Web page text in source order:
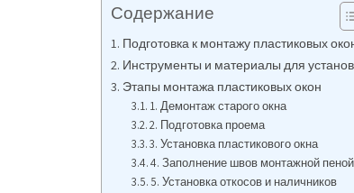
Содержание
Подготовка к монтажу пластиковых
Инструменты и материалы для
Этапы монтажа пластиковых окон
1. Демонтаж старого окна
2. Подготовка проема
3. Установка пластикового окна
4. Заполнение швов монтажной пеной
5. Установка откосов и наличников